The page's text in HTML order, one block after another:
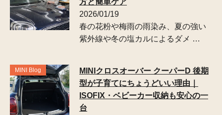
2026/01/19
春の花粉や梅雨の雨染み、夏の強い
紫外線や冬の塩カルによるダメ …
MINI Blog
MINIクロスオーバー クーパーD 後期
型が子育てにちょうどいい理由｜
ISOFIX・ベビーカー収納も安心の一
台